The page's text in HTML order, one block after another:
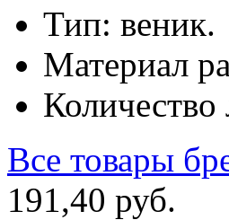
Тип: веник.
Материал
Все товары
191,40 руб.